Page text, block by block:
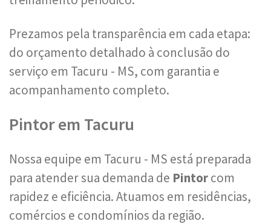
Prezamos pela transparência em cada etapa:
do orçamento detalhado à conclusão do
serviço em Tacuru - MS, com garantia e
acompanhamento completo.
Pintor em Tacuru
Nossa equipe em Tacuru - MS está preparada
para atender sua demanda de Pintorcom
rapidez e eficiência. Atuamos em residências,
comércios e condomínios da região.